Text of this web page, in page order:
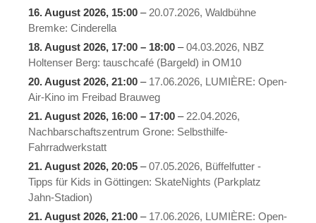
16. August 2026, 15:00 – 20.07.2026, Waldbühne
Bremke: Cinderella
18. August 2026, 17:00 – 18:00 –04.03.2026, NBZ
Holtenser Berg: tauschcafé (Bargeld) in OM10
20. August 2026, 21:00 – 17.06.2026, LUMIÈRE: Open-
Air-Kino im Freibad Brauweg
21. August 2026, 16:00 – 17:00 – 22.04.2026,
Nachbarschaftszentrum Grone: Selbsthilfe-
Fahrradwerkstatt
21. August 2026, 20:05 –07.05.2026, Büffelfutter -
Tipps für Kids in Göttingen: SkateNights (Parkplatz
Jahn-Stadion)
21. August 2026, 21:00 – 17.06.2026, LUMIÈRE: Open-